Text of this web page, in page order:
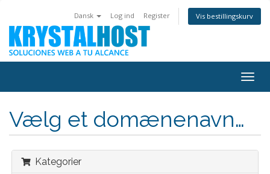
Dansk Log ind Register Vis bestillingskurv
Vælg et domænenavn…
Kategorier